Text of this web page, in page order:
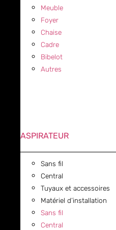
Meuble
Foyer
Chaise
Cadre
Bibelot
Autres
ASPIRATEUR
Sans fil
Central
Tuyaux et accessoires
Matériel d’installation
Sans fil
Central